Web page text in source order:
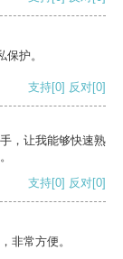
护。
支持[0] 反对[0]
，让我能够快速熟
支持[0] 反对[0]
非常方便。